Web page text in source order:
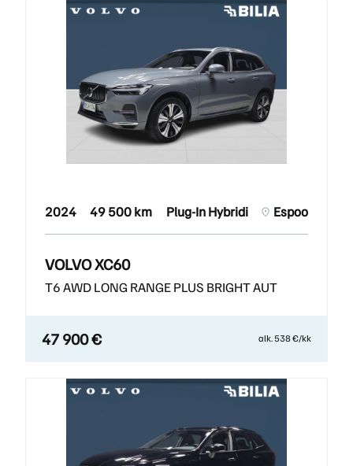
2024 49 500 km Plug-In Hybridi Espoo
VOLVO XC60
T6 AWD LONG RANGE PLUS BRIGHT AUT
47 900 € alk. 538 €/kk